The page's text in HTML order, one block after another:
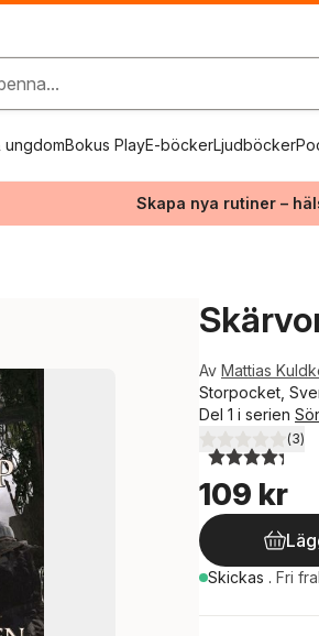
ungdomBokus PlayE-böckerLjudböcker
Skapa nya rutiner –
Av Mattias
Storpocket,
Del 1 i serien
4,3utav 5 (3)
109 kr
Skickas . Fri